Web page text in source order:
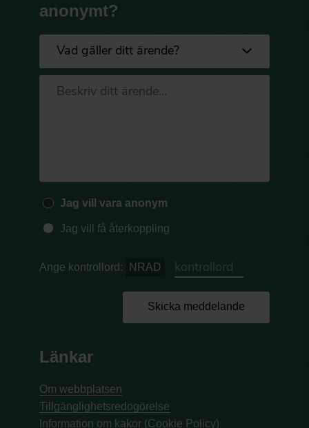
anonymt?
Jag vill vara anonym
Jag vill få återkoppling
Ange kontrollord: NRAD
Skicka meddelande
Länkar
Om webbplatsen
Tillgänglighetsredogörelse
Information om kakor (Cookie Policy)